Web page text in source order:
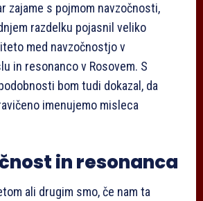
zajame s pojmom navzočnosti,
razdelku pojasnil veliko
med navzočnostjo v
in resonanco v Rosovem. S
bom tudi dokazal, da
imenujemo misleca
in resonanca
ali drugim smo, če nam ta